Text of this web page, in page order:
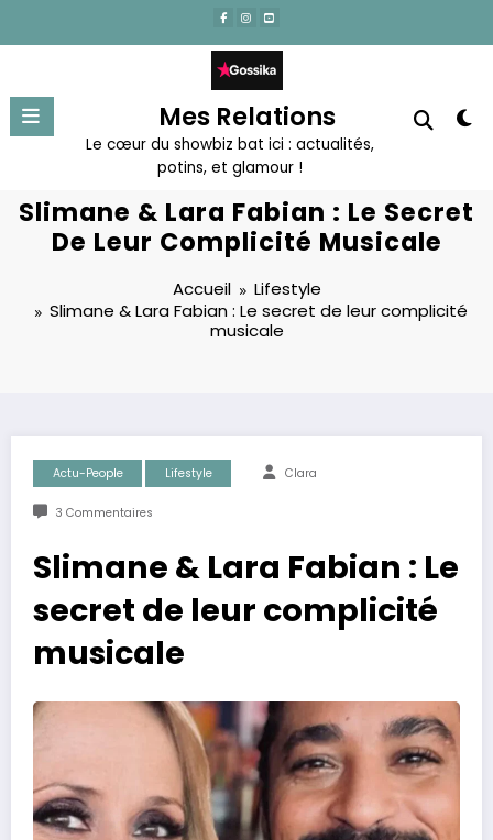
contenu
Mes Relations
Le cœur du showbiz bat ici : actualités,
potins, et glamour !
Slimane & Lara Fabian : Le Secret
De Leur Complicité Musicale
Accueil
Lifestyle
Slimane & Lara Fabian : Le secret de leur complicité
musicale
Actu-People Lifestyle Clara
3 Commentaires
Slimane & Lara Fabian : Le
secret de leur complicité
musicale